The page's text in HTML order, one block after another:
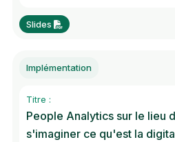
Slides
Implémentation
Titre :
People Analytics sur le lieu
s'imaginer ce qu'est la